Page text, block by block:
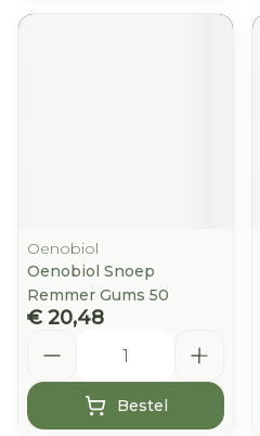
Oenobiol
Oenobiol Snoep
Remmer Gums 50
€ 20,48
Bestel